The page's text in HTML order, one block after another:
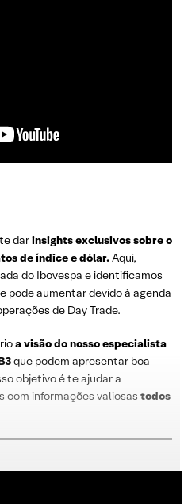
darinsights exclusivos sobre o
de índice e dólar.Aqui,
do Ibovespa e identificamos
pode aumentar devido à agenda
de Day Trade.
a visão do nosso especialista
que podem apresentar boa
objetivo é te ajudar a
com informações valiosas todos